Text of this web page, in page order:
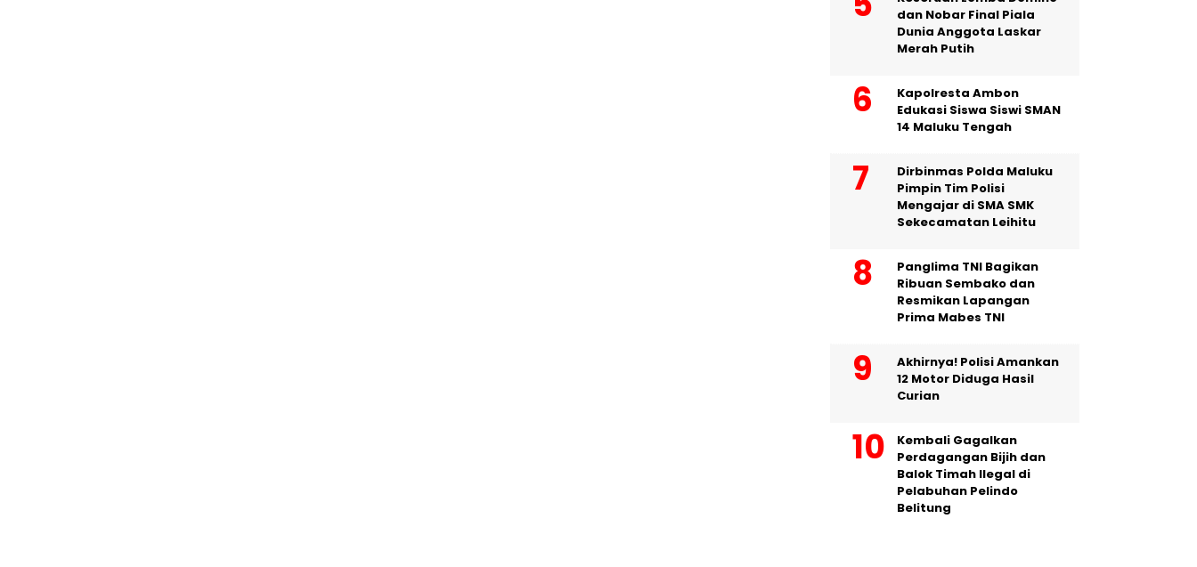
dan Nobar Final Piala
Dunia Anggota Laskar
Merah Putih
Kapolresta Ambon
Edukasi Siswa Siswi SMAN
14 Maluku Tengah
Dirbinmas Polda Maluku
Pimpin Tim Polisi
Mengajar di SMA SMK
Sekecamatan Leihitu
Panglima TNI Bagikan
Ribuan Sembako dan
Resmikan Lapangan
Prima Mabes TNI
Akhirnya! Polisi Amankan
12 Motor Diduga Hasil
Curian
Kembali Gagalkan
Perdagangan Bijih dan
Balok Timah Ilegal di
Pelabuhan Pelindo
Belitung